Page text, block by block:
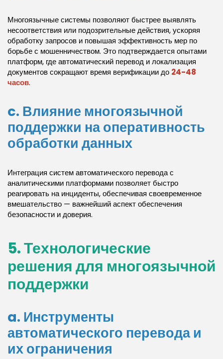
Многоязычные системы позволяют быстрее выявлять
несоответствия или подозрительные действия, ускоряя
обработку запросов и повышая эффективность мер по
борьбе с мошенничеством. Это подтверждается опытами
платформ, где автоматический перевод и локализация
документов сокращают время верификации до 24-48
часов.
c. Влияние многоязычной
поддержки на оперативность
обработки данных
Интеграция систем автоматического перевода с
аналитическими платформами позволяет быстро
реагировать на инциденты, обеспечивая своевременное
вмешательство — важнейший аспект обеспечения
безопасности и доверия.
5. Технологические
решения для многоязычной
поддержки
a. Инструменты
автоматического перевода и
их ограничения